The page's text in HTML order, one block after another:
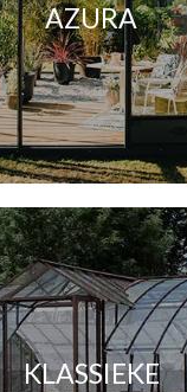
AZURA
KLASSIEKE